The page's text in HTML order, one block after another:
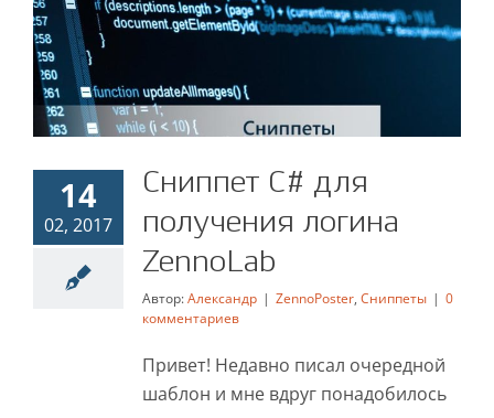
Сниппет C# для
получения логина
ZennoLab
ZennoPoster Сниппеты
14
02, 2017
Сниппет C# для
получения логина
ZennoLab
Автор:Александр | ZennoPoster, Сниппеты | 0
комментариев
Привет! Недавно писал очередной
шаблон и мне вдруг понадобилось